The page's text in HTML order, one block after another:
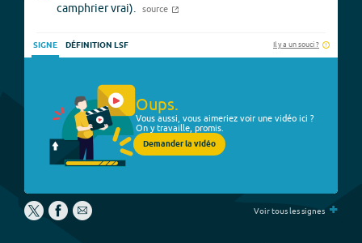
camphrier vrai).
source
SIGNE DÉFINITION LSF Il y a un souci ?
Oups.
Vous aussi, vous aimeriez voir une vidéo ici ?
On y travaille, promis.
Demander la vidéo
Voir tous les signes +